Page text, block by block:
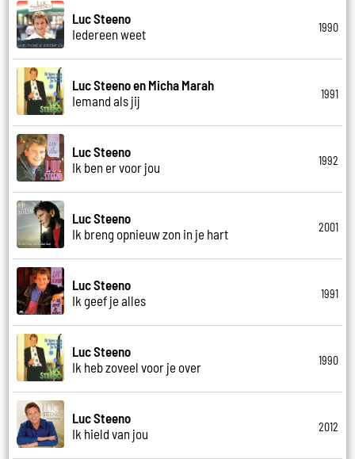
Luc Steeno
Iedereen weet
1990
Luc Steeno en Micha Marah
Iemand als jij
1991
Luc Steeno
Ik ben er voor jou
1992
Luc Steeno
Ik breng opnieuw zon in je hart
2001
Luc Steeno
Ik geef je alles
1991
Luc Steeno
Ik heb zoveel voor je over
1990
Luc Steeno
Ik hield van jou
2012